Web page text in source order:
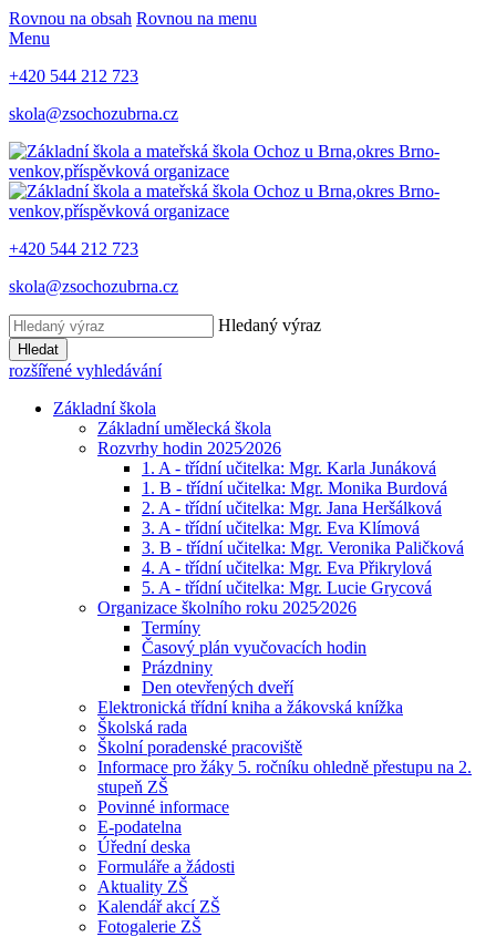
Rovnou na obsah Rovnou na menu
Menu
+420 544 212 723
skola@zsochozubrna.cz
+420 544 212 723
skola@zsochozubrna.cz
Hledaný výraz
Hledat
rozšířené vyhledávání
Základní škola
Základní umělecká škola
Rozvrhy hodin 2025⁄2026
1. A - třídní učitelka: Mgr. Karla Junáková
1. B - třídní učitelka: Mgr. Monika Burdová
2. A - třídní učitelka: Mgr. Jana Heršálková
3. A - třídní učitelka: Mgr. Eva Klímová
3. B - třídní učitelka: Mgr. Veronika Paličková
4. A - třídní učitelka: Mgr. Eva Přikrylová
5. A - třídní učitelka: Mgr. Lucie Grycová
Organizace školního roku 2025⁄2026
Termíny
Časový plán vyučovacích hodin
Prázdniny
Den otevřených dveří
Elektronická třídní kniha a žákovská knížka
Školská rada
Školní poradenské pracoviště
Informace pro žáky 5. ročníku ohledně přestupu na 2.
stupeň ZŠ
Povinné informace
E-podatelna
Úřední deska
Formuláře a žádosti
Aktuality ZŠ
Kalendář akcí ZŠ
Fotogalerie ZŠ